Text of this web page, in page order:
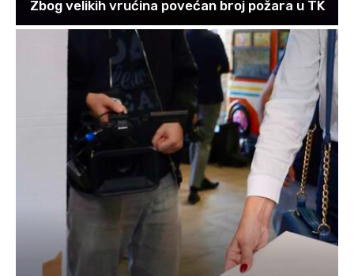
Zbog velikih vrućina povećan broj požara u TK